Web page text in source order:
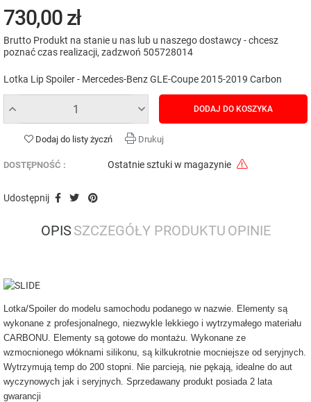
730,00 zł
Brutto Produkt na stanie u nas lub u naszego dostawcy - chcesz
poznać czas realizacji, zadzwoń 505728014
Lotka Lip Spoiler - Mercedes-Benz GLE-Coupe 2015-2019 Carbon
DODAJ DO KOSZYKA
Dodaj do listy życzń Drukuj
DOSTĘPNOŚĆ : Ostatnie sztuki w magazynie
Udostępnij
OPIS SZCZEGÓŁY PRODUKTU OPINIE
Lotka/Spoiler do modelu samochodu podanego w nazwie. Elementy są
wykonane z profesjonalnego, niezwykle lekkiego i wytrzymałego materiału
CARBONU. Elementy są gotowe do montażu. Wykonane ze
wzmocnionego włóknami silikonu, są kilkukrotnie mocniejsze od seryjnych.
Wytrzymują temp do 200 stopni. Nie parcieją, nie pękają, idealne do aut
wyczynowych jak i seryjnych. Sprzedawany produkt posiada 2 lata
gwarancji